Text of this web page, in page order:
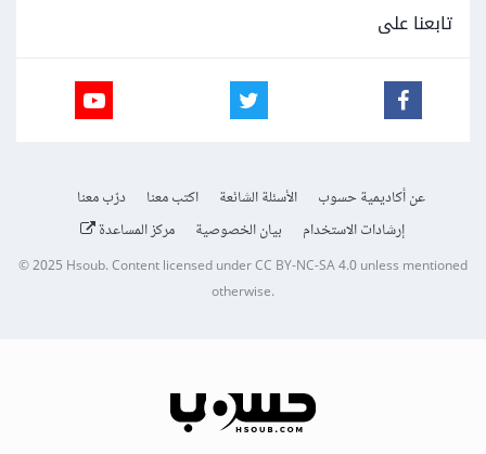
تابعنا على
عن أكاديمية حسوب الأسئلة الشائعة اكتب معنا
درّب معنا
إرشادات الاستخدام
بيان الخصوصية مركز المساعدة
© 2025Hsoub.Content licensed underCC BY-NC-SA 4.0unless mentioned
otherwise.